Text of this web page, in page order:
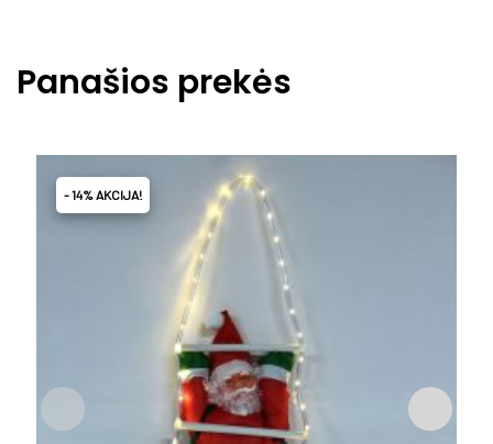
Panašios prekės
- 14% AKCIJA!